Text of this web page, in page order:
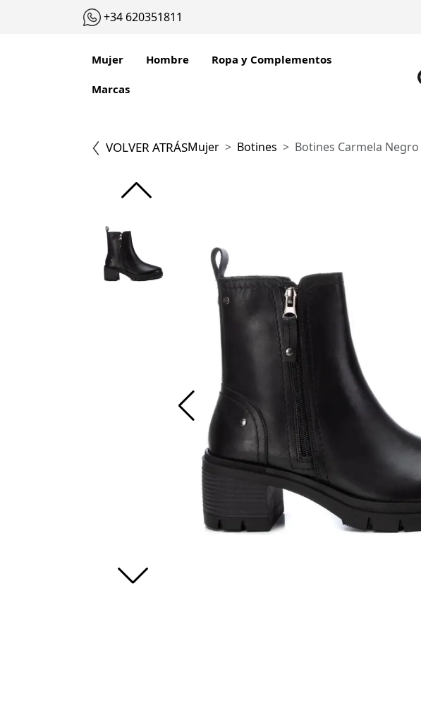
+34 620351811
Mujer Hombre Ropa y Complementos
Marcas
VOLVER ATRÁSMujer Botines Botines Carmela